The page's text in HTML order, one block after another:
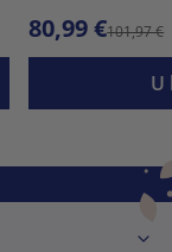
80,99 €101,97 €
U